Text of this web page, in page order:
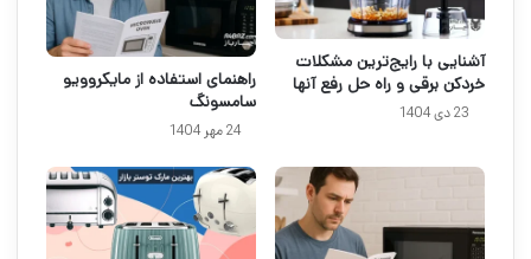
آشنایی با رایج‌ترین مشکلات
خردکن برقی و راه حل رفع آنها
23 دی 1404
راهنمای استفاده از مایکروویو
سامسونگ
24 مهر 1404